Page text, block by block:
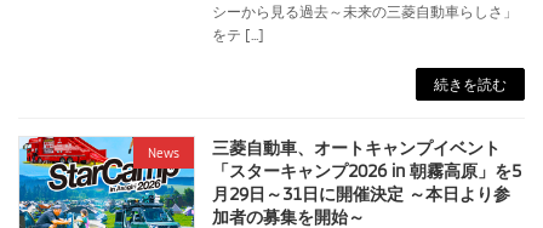
シーから見る過去～未来の三菱自動車らしさ」
をテ […]
続きを読む
News
三菱自動車、オートキャンプイベント
「スターキャンプ2026 in 朝霧高原」を5
月29日～31日に開催決定 ～本日より参
加者の募集を開始～